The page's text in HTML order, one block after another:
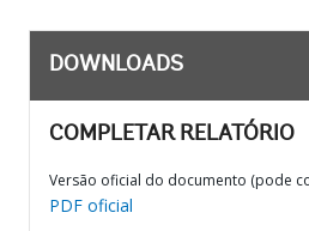
DOWNLOADS
COMPLETAR RELATÓRIO
Versão oficial do documento (pode
PDF oficial